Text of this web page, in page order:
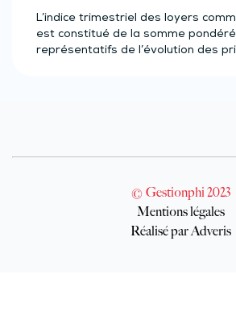
L’indice trimestriel des loyers
est constitué de la somme
représentatifs de l’évolution des
© Gestionphi 2023
Mentions légales
Réalisé par Adveris